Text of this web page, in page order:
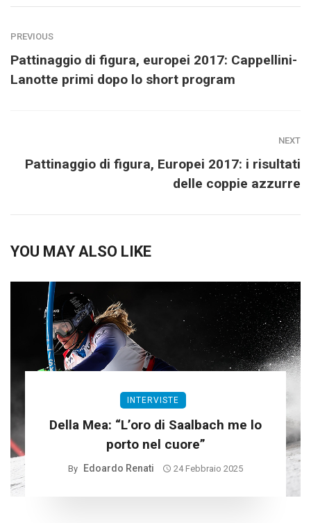
PREVIOUS
Pattinaggio di figura, europei 2017: Cappellini-
Lanotte primi dopo lo short program
NEXT
Pattinaggio di figura, Europei 2017: i risultati
delle coppie azzurre
YOU MAY ALSO LIKE
INTERVISTE
Della Mea: “L’oro di Saalbach me lo
porto nel cuore”
By Edoardo Renati 24 Febbraio 2025